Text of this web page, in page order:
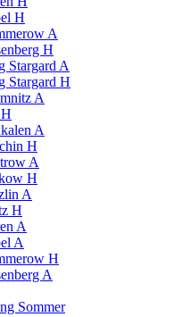
H
A
H
Stargard A
Stargard H
A
A
H
A
H
A
H
A
A
H
A
Sommer